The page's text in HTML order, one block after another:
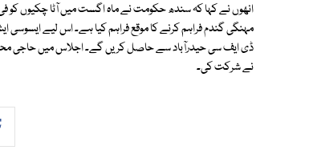
مہنگی گندم فراہم کرنے کا موقع فراہم کیا ہے۔ اس لیے ایسوسی
ڈی ایف سی حیدرآباد سے حاصل کریں گے۔ اجلاس میں حاجی محمد
نے شرکت کی۔